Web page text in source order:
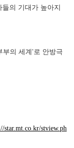
의 기대가 높아지
부의 세계'로 안방극
star.mt.co.kr/stview.ph